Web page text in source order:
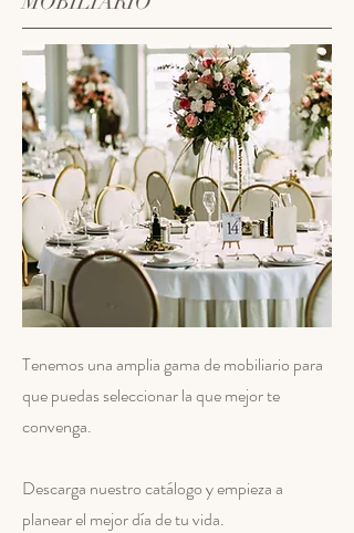
Tenemos una amplia gama de mobiliario para
que puedas seleccionar la que mejor te
convenga.
Descarga nuestrocatálogo y empieza a
planear el mejor día de tu vida.